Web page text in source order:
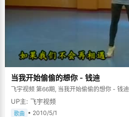
当我开始偷偷的想你 - 钱迪
飞宇视频 第66期, 当我开始偷偷的想你 - 钱迪
UP主: 飞宇视频
歌曲 • 2010/5/1